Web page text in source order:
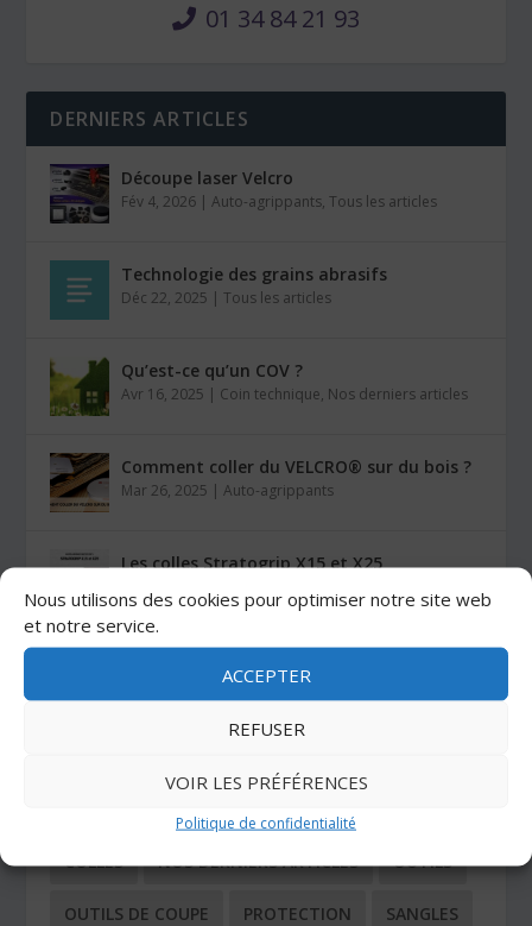
Nous utilisons des cookies pour optimiser notre site web
et notre service.
ACCEPTER
REFUSER
VOIR LES PRÉFÉRENCES
Politique de confidentialité
01 34 84 21 93
DERNIERS ARTICLES
Découpe laser Velcro
Fév 4, 2026 |Auto-agrippants,Tous les articles
Technologie des grains abrasifs
Déc 22, 2025 |Tous les articles
Qu’est-ce qu’un COV ?
Avr 16, 2025 | Coin technique, Nos derniers articles
Comment coller du VELCRO® sur du bois ?
Mar 26, 2025 |Auto-agrippants
Les colles Stratogrip X15 et X25
COLLES NOS DERNIERS ARTICLES OUTILS
OUTILS DE COUPE PROTECTION SANGLES